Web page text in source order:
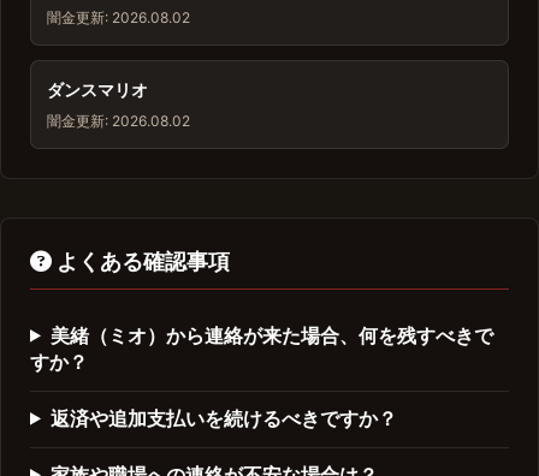
闇金更新: 2026.08.02
ダンスマリオ
闇金更新: 2026.08.02
よくある確認事項
美緒（ミオ）から連絡が来た場合、何を残すべきで
すか？
返済や追加支払いを続けるべきですか？